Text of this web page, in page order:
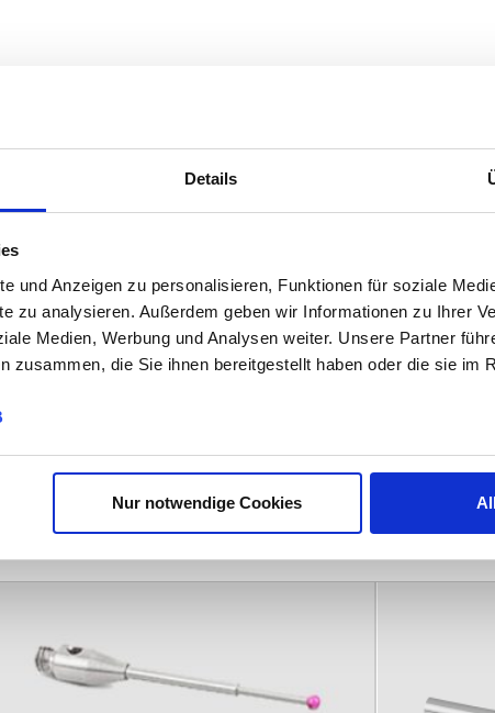
Details
und Anzeigen zu personalisieren, Funktionen für soziale
zu analysieren. Außerdem geben wir Informationen zu Ihrer
Medien, Werbung und Analysen weiter. Unsere Partner
zusammen, die Sie ihnen bereitgestellt haben oder die sie im
Nur notwendige Cookies
M3